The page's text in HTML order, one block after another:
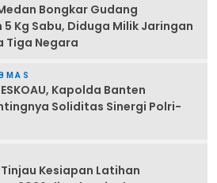
Bongkar Gudang
5 Kg Sabu, Diduga Milik Jaringan
Tiga Negara
Kapolda Banten
Soliditas Sinergi Polri-
Kesiapan Latihan